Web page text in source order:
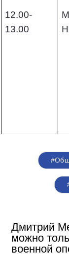
12.00-
13.00
Дмитрий
можно
военной